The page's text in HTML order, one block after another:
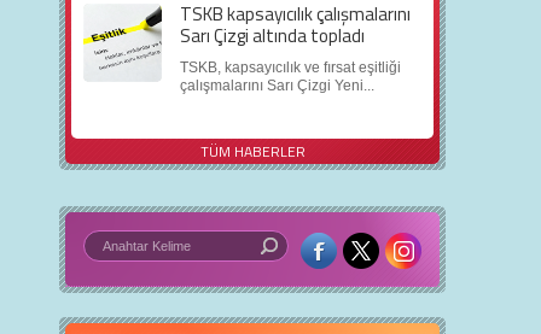
TSKB kapsayıcılık çalışmalarını
Sarı Çizgi altında topladı
TSKB, kapsayıcılık ve fırsat eşitliği
çalışmalarını Sarı Çizgi Yeni...
TÜM HABERLER